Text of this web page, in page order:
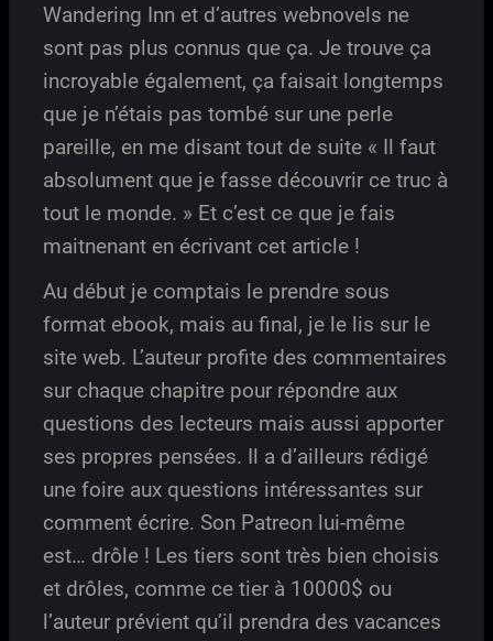
Wandering Inn et d’autres webnovels ne
sont pas plus connus que ça. Je trouve ça
incroyable également, ça faisait longtemps
que je n’étais pas tombé sur une perle
pareille, en me disant tout de suite « Il faut
absolument que je fasse découvrir ce truc à
tout le monde. » Et c’est ce que je fais
maitnenant en écrivant cet article !
Au début je comptais le prendre sous
format ebook, mais au final, je le lis sur le
site web. L’auteur profite des commentaires
sur chaque chapitre pour répondre aux
questions des lecteurs mais aussi apporter
ses propres pensées. Il a d’ailleurs rédigé
une foire aux questions intéressantes sur
comment écrire. Son Patreon lui-même
est… drôle ! Les tiers sont très bien choisis
et drôles, comme ce tier à 10000$ ou
l’auteur prévient qu’il prendra des vacances